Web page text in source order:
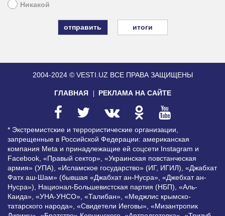
Никакой
итоги
2004-2024 © VESTI.UZ ВСЕ ПРАВА ЗАЩИЩЕНЫ
ГЛАВНАЯ РЕКЛАМА НА САЙТЕ
* Экстремистские и террористические организации,
запрещенные в Российской Федерации: американская
компания Meta и принадлежащие ей соцсети Instagram и
Facebook, «Правый сектор», «Украинская повстанческая
армия» (УПА), «Исламское государство» (ИГ, ИГИЛ), «Джабхат
Фатх аш-Шам» (бывшая «Джабхат ан-Нусра», «Джебхат ан-
Нусра»), Национал-Большевистская партия (НБП), «Аль-
Каида», «УНА-УНСО», «Талибан», «Меджлис крымско-
татарского народа», «Свидетели Иеговы», «Мизантропик